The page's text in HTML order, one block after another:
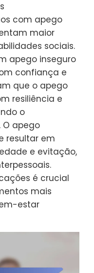
com apego
maior
sociais.
apego inseguro
confiança e
que o apego
resiliência e
o
O apego
resultar em
e evitação,
é crucial
mais
estar